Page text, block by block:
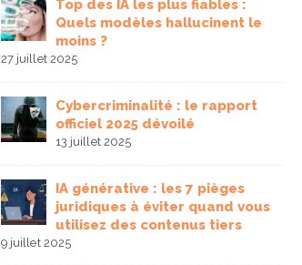
Top des IA les plus fiables :
Quels modèles hallucinent le
moins ?
27 juillet 2025
Cybercriminalité : le rapport
officiel 2025 dévoilé
13 juillet 2025
IA générative : les 7 pièges
juridiques à éviter quand vous
utilisez des contenus tiers
9 juillet 2025